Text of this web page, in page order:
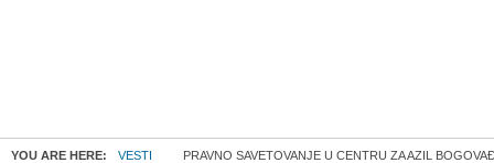
YOU ARE HERE: VESTI PRAVNO SAVETOVANJE U CENTRU ZA AZIL